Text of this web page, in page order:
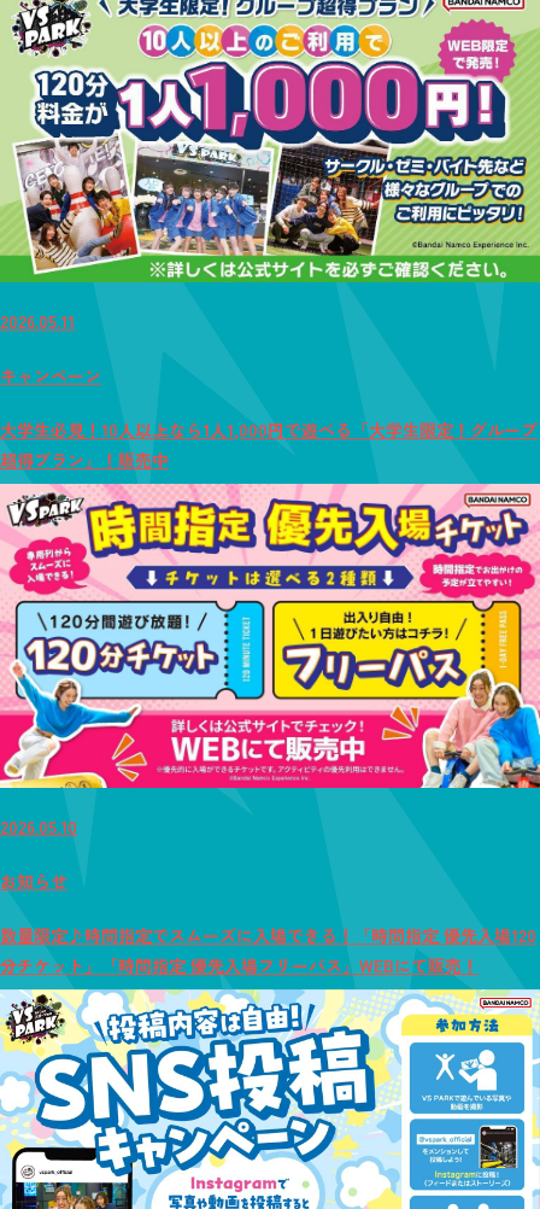
2026.05.11
キャンペーン
大学生必見！10人以上なら1人1,000円で遊べる「大学生限定！グループ
超得プラン」！販売中
2026.05.10
お知らせ
数量限定♪時間指定でスムーズに入場できる！「時間指定 優先入場120
分チケット」「時間指定 優先入場フリーパス」WEBにて販売！